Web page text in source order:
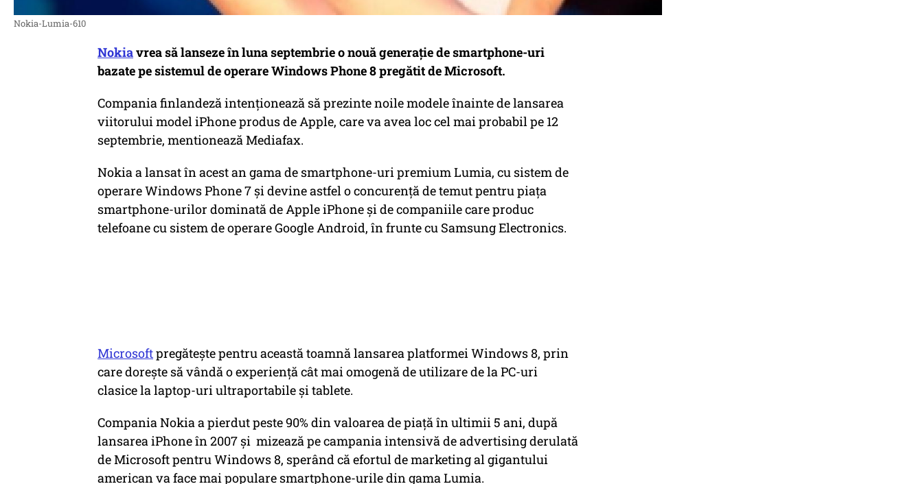
Nokia-Lumia-610
Nokiavrea să lanseze în luna septembrie o nouă generaţie de smartphone-uri
bazate pe sistemul de operare Windows Phone 8 pregătit de Microsoft.
Compania finlandeză intenţionează să prezinte noile modele înainte de lansarea
viitorului model iPhone produs de Apple, care va avea loc cel mai probabil pe 12
septembrie, mentionează Mediafax.
Nokia a lansat în acest an gama de smartphone-uri premium Lumia, cu sistem de
operare Windows Phone 7 şi devine astfel o concurenţă de temut pentru piaţa
smartphone-urilor dominată de Apple iPhone şi de companiile care produc
telefoane cu sistem de operare Google Android, în frunte cu Samsung Electronics.
Microsoftpregăteşte pentru această toamnă lansarea platformei Windows 8, prin
care doreşte să vândă o experienţă cât mai omogenă de utilizare de la PC-uri
clasice la laptop-uri ultraportabile şi tablete.
Compania Nokia a pierdut peste 90% din valoarea de piaţă în ultimii 5 ani, după
lansarea iPhone în 2007 şi mizează pe campania intensivă de advertising derulată
de Microsoft pentru Windows 8, sperând că efortul de marketing al gigantului
american va face mai populare smartphone-urile din gama Lumia.